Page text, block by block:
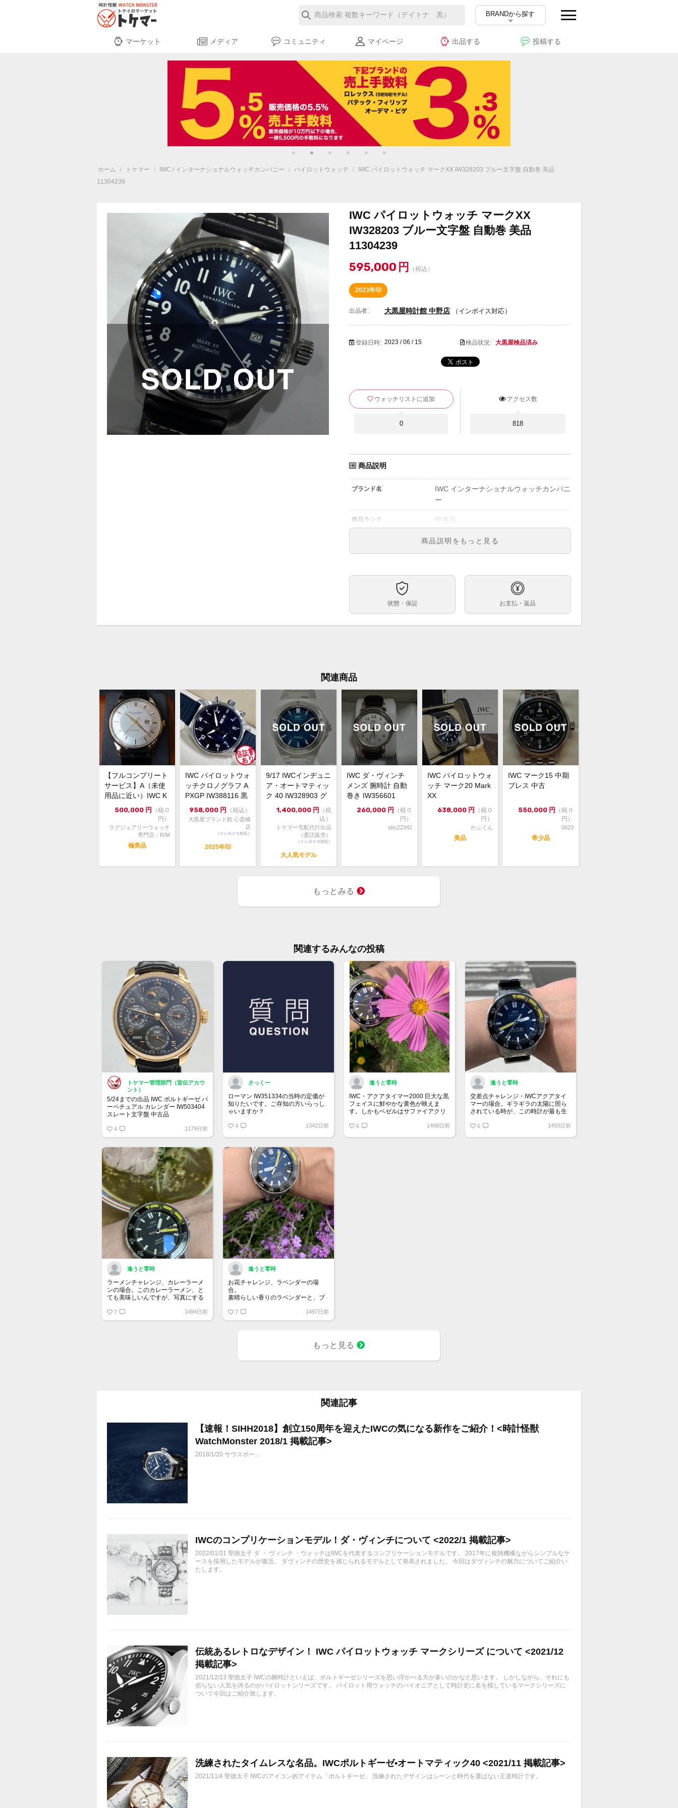
BRANDから探す
マーケット メディア コミュニティ マイページ 出品する 投稿する
ホーム / トケマー / IWC / インターナショナルウォッチカンパニー / パイロットウォッチ /
IWC パイロットウォッチ マークXX IW328203 ブルー文字盤 自動巻 美品
11304239
IWC パイロットウォッチ マークXX
IW328203 ブルー文字盤 自動巻 美品
11304239
595,000 円 （税込）
2023年印
出品者: 大黒屋時計館 中野店 （インボイス対応）
登録日時: 2023 / 06 / 15 検品状況: 大黒屋検品済み
アクセス数
818
ウォッチリストに追加
0
商品説明
ブランド名
IWC インターナショナルウォッチカンパニ
ー
商品ランク 中古品
￥726,000(税込)
メンズ
ケース素材
メーカー保証書の有無 あり
付属品
箱・保証書(並行：2023年4月印)・冊子・
タグ
状態
ケース・ベゼルに極小のスレ、革ベルトに
軽い使用感がございますが全体的に綺麗な
コメント
2022年新作、人気のマークシリーズから最
新のマークXXが入荷いたしました。
前作に比べ大幅に伸びたパワーリザーブは
120時間を誇り、
シンプルなデザインと相まって使いやすさ
売りのベルトを購入すれば替えて楽しむこ
※価格に関してのお問い合わせはメッセー
ジでご質問頂いてもお答えしておりませ
ん。直接店頭へお問い合わせください。
お問い合わせ先
大黒屋 時計館中野店
TEL:03-5318-5250
商品説明をもっと見る
状態・保証 お支払・返品
関連商品
【フルコンプリート
サービス】A（未使
用品に近い）IWC K
18 オールドインタ
500,000 円
（税０
円）
ラグジュアリーウォッチ
専門店：R/M
極美品
IWC パイロットウォ
ッチクロノグラフ A
PXGP IW388116 黒
文字盤 自...
958,000 円 （税込）
大黒屋ブランド館 心斎橋
店
（インボイス対応）
2025年印
9/17 IWCインヂュニ
ア・オートマティッ
ク 40 IW328903 グ
リー...
1,400,000 円
（税
込）
トケマー宅配代行出品
（委託販売）
（インボイス対応）
大人気モデル
IWC ダ・ヴィンチ
メンズ 腕時計 自動
巻き IW356601
260,000 円
（税０
円）
sbc22342
IWC パイロットウォ
ッチ マーク20 Mark
XX
638,000 円
（税０
円）
かぶくん
美品
IWC マーク15 中期
ブレス 中古
550,000 円
（税０
円）
0623
希少品
もっとみる
関連するみんなの投稿
トケマー管理部門（宣伝アカウ
ント）
5/24までの出品 IWC ポルトギーゼ パ
ーペチュアル カレンダー IW503404
スレート文字盤 中古品
販売価格:2,580,000円（2023年5月
15日13時10分現在）
4 1179日前
さっくー
ローマン IW351334の当時の定価が
知りたいです。ご存知の方いらっし
ゃいますか？
4 1342日前
逢うと零時
IWC・アクアタイマー2000 巨大な黒
フェイスに鮮やかな黄色が映えま
す。しかもベゼルはサファイアクリ
非常に強い光沢を放ちます。鮮やか
6 1468日前
逢うと零時
交差点チャレンジ・IWCアクアタイ
マーの場合。ギラギラの太陽に照ら
されている時が、この時計が最も生
6 1493日前
逢うと零時
ラーメンチャレンジ、カレーラーメ
ンの場合。このカレーラーメン、と
ても美味しいんですが、写真にする
も…アレ。
7 1494日前
逢うと零時
お花チャレンジ、ラベンダーの場
合。
素晴らしい香りのラベンダーと、ブ
タル？
7 1497日前
もっと見る
関連記事
【速報！SIHH2018】創立150周年を迎えたIWCの気になる新作をご紹介！<時計怪獣
WatchMonster 2018/1 掲載記事>
2018/1/20 サウスポー...
IWCのコンプリケーションモデル！ダ・ヴィンチについて <2022/1 掲載記事>
2022/01/31 聖徳太子 ダ ・ ヴィンチ ・ウォッチはIWCを代表するコンプリケーションモデルです。 2017年に複雑機構ながらシンプルなケ
ースを採用したモデルが復活。 ダヴィンチの歴史を感じられるモデルとして発表されました。 今回はダヴィンチの魅力についてご紹介い
たします。
伝統あるレトロなデザイン！ IWC パイロットウォッチ マークシリーズ について <2021/12
掲載記事>
2021/12/13 聖徳太子 IWCの腕時計といえば、ポルトギーゼシリーズを思い浮かべる方が多いのかなと思います。 しかしながら、それにも
劣らない人気を誇るのがパイロットシリーズです。 パイロット用ウォッチのパイオニアとして時計史に名を残しているマークシリーズに
ついて今回はご紹介致します。
洗練されたタイムレスな名品。IWCポルトギーゼ•オートマティック40 <2021/11 掲載記事>
2021/11/4 聖徳太子 IWCのアイコン的アイテム「ポルトギーゼ」 洗練されたデザインはシーンと時代を選ばない王道時計です。